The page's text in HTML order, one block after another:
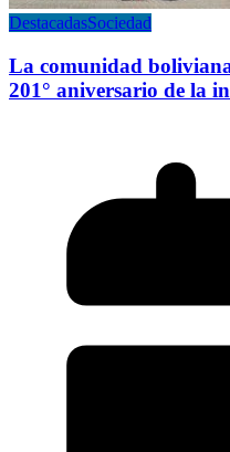
DestacadasSociedad
La comunidad
201° aniversario de la